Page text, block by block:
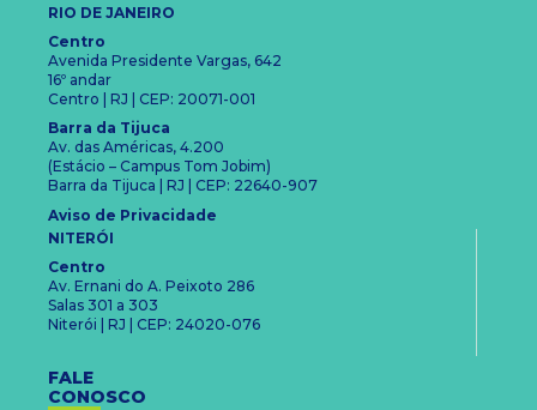
RIO DE JANEIRO
Centro
Avenida Presidente Vargas, 642
16º andar
Centro | RJ | CEP: 20071-001
Barra da Tijuca
Av. das Américas, 4.200
(Estácio – Campus Tom Jobim)
Barra da Tijuca | RJ | CEP: 22640-907
Aviso de Privacidade
NITERÓI
Centro
Av. Ernani do A. Peixoto 286
Salas 301 a 303
Niterói | RJ | CEP: 24020-076
FALE
CONOSCO